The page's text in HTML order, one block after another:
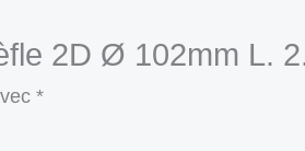
2D Ø 102mm L.
*